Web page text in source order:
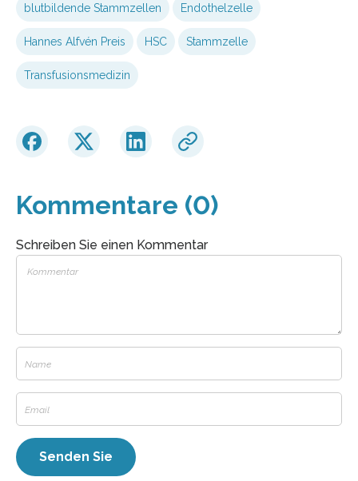
blutbildende Stammzellen Endothelzelle
Hannes Alfvén Preis HSC Stammzelle
Transfusionsmedizin
Kommentare (0)
Schreiben Sie einen Kommentar